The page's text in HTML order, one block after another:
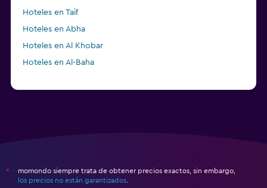
Hoteles en Taif
Hoteles en Abha
Hoteles en Al Khobar
Hoteles en Al-Baha
*
momondo siempre trata de obtener precios exactos, sin embargo,
los precios no están garantizados